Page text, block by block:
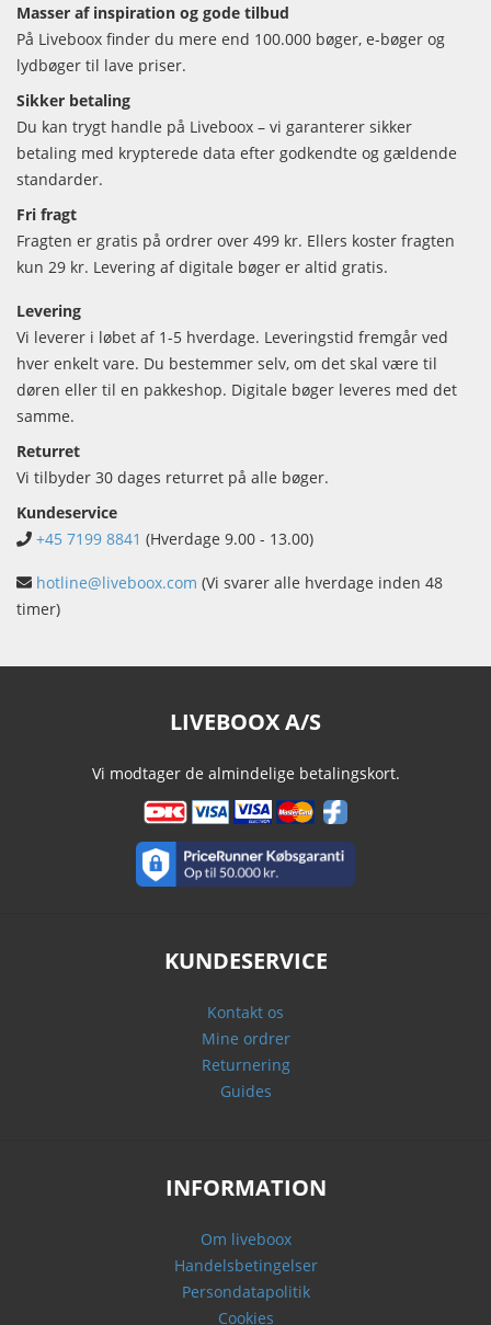
Masser af inspiration og gode tilbud
På Liveboox finder du mere end 100.000 bøger, e-bøger og
lydbøger til lave priser.
Sikker betaling
Du kan trygt handle på Liveboox – vi garanterer sikker
betaling med krypterede data efter godkendte og gældende
standarder.
Fri fragt
Fragten er gratis på ordrer over 499 kr. Ellers koster fragten
kun 29 kr. Levering af digitale bøger er altid gratis.
Levering
Vi leverer i løbet af 1-5 hverdage. Leveringstid fremgår ved
hver enkelt vare. Du bestemmer selv, om det skal være til
døren eller til en pakkeshop. Digitale bøger leveres med det
samme.
Returret
Vi tilbyder 30 dages returret på alle bøger.
Kundeservice
+45 7199 8841 (Hverdage 9.00 - 13.00)
hotline@liveboox.com (Vi svarer alle hverdage inden 48
timer)
LIVEBOOX A/S
Vi modtager de almindelige betalingskort.
KUNDESERVICE
Kontakt os
Mine ordrer
Returnering
Guides
INFORMATION
Om liveboox
Handelsbetingelser
Persondatapolitik
Cookies